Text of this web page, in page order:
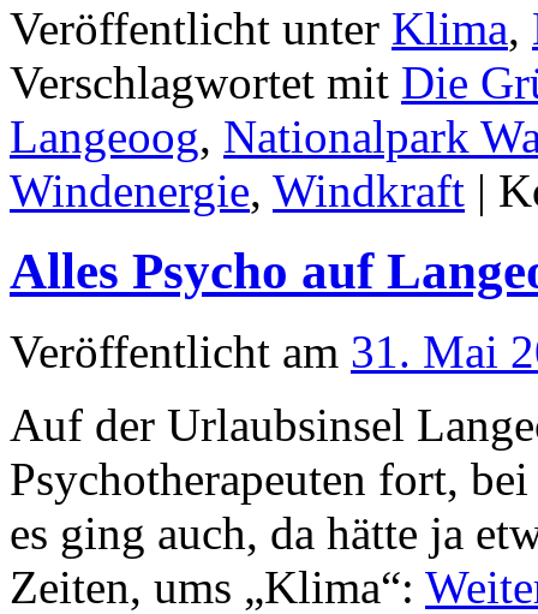
Veröffentlicht unter Klima,
Verschlagwortet mit Die
Langeoog, Nationalpark
Windenergie, Windkraft |
Alles Psycho auf
Veröffentlicht am 31. Mai
Auf der Urlaubsinsel
Psychotherapeuten fort,
es ging auch, da hätte ja
Zeiten, ums „Klima“: